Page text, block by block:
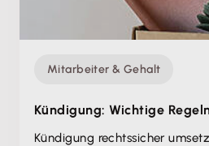
Mitarbeiter & Gehalt
Kündigung: Wichtige
Kündigung rechtssicher